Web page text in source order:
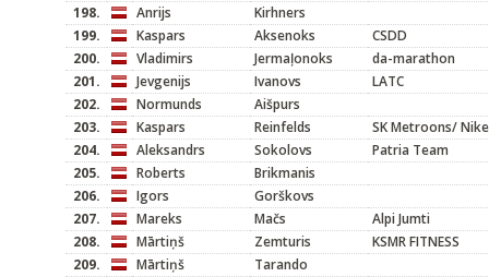
198.
Anrijs
Kirhners
199.
Kaspars Aksenoks
CSDD
200.
Vladimirs Jermaļonoks
da-marathon
201.
Jevgenijs Ivanovs
LATC
202.
Normunds
Aišpurs
203.
Kaspars Reinfelds
SK Metroons/ Nike
204.
Aleksandrs Sokolovs
Patria Team
205.
Roberts
Brikmanis
206.
Igors
Gorškovs
207.
Mareks Mačs
Alpi Jumti
208.
Mārtiņš Zemturis
KSMR FITNESS
209.
Mārtiņš
Tarando